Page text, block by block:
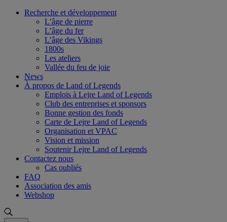
Skip
Recherche et développement
L’âge de pierre
L’âge du fer
L’âge des Vikings
1800s
Les ateliers
Vallée du feu de joie
News
À propos de Land of Legends
Emplois à Lejre Land of Legends
Club des entreprises et sponsors
Bonne gestion des fonds
Carte de Lejre Land of Legends
Organisation et VPAC
Vision et mission
Soutenir Lejre Land of Legends
Contactez nous
Cas oubliés
FAQ
Association des amis
Webshop